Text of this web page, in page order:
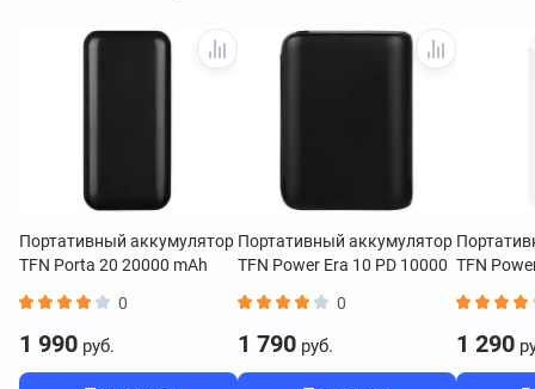
Портативный аккумулятор
TFN Porta 20 20000 mAh
0
1 990 руб.
Портативный аккумулятор
TFN Power Era 10 PD 10000
0
1 790 руб.
TFN
1 290